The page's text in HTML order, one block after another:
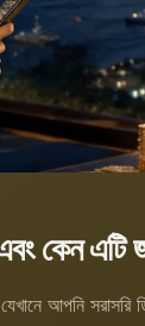
এটি
আপনি সরাসরি